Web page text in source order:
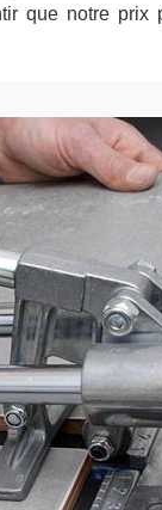
que notre prix